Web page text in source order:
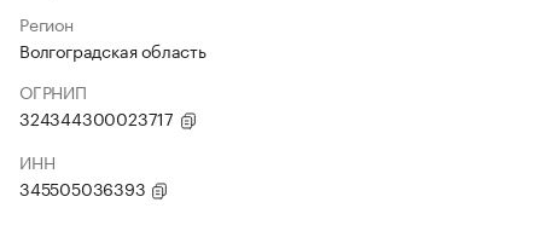
Регион
Волгоградская область
ОГРНИП
324344300023717
ИНН
345505036393